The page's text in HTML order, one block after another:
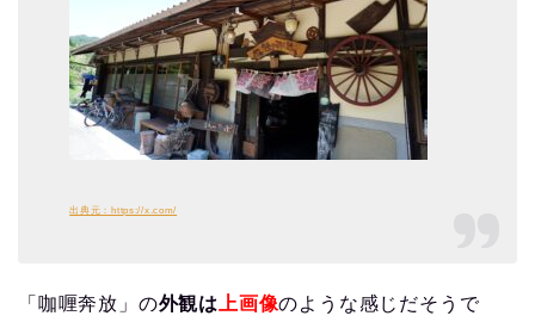
出典元：https://x.com/
「咖喱奔放」の外観は 上画像のような感じだそうで